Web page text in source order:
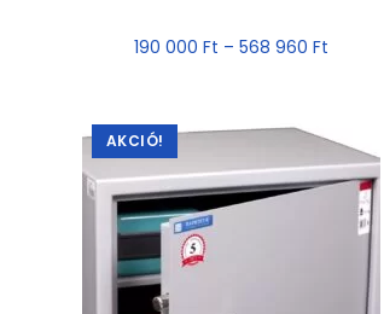
190 000 Ft – 568 960 Ft
AKCIÓ!